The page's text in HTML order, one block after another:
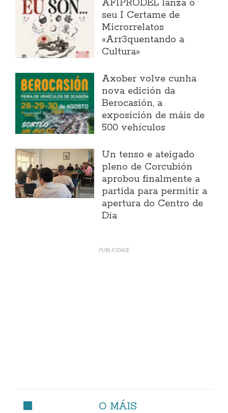
AFIPRODEL lanza o
seu I Certame de
Microrrelatos
«Arr3quentando a
Cultura»
Axober volve cunha
nova edición da
Berocasión, a
exposición de máis de
500 vehículos
Un tenso e ateigado
pleno de Corcubión
aprobou finalmente a
partida para permitir a
apertura do Centro de
Día
O MÁIS